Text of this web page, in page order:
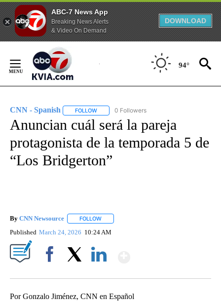
ABC-7 News App
Breaking News Alerts
& Video On Demand
DOWNLOAD
Content
94°
CNN - Spanish FOLLOW FOLLOW "CNN - SPANISH" TO RECEIVE
0 Followers
Anuncian cuál será la pareja
protagonista de la temporada 5 de
“Los Bridgerton”
By CNN Newsource FOLLOW
Published March 24, 2026 10:24 AM
Por Gonzalo Jiménez, CNN en Español